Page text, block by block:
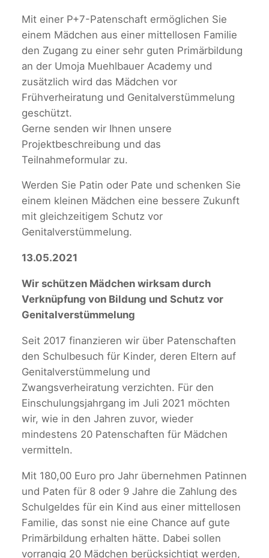
Mit einer P+7-Patenschaft ermöglichen Sie
einem Mädchen aus einer mittellosen Familie
den Zugang zu einer sehr guten Primärbildung
an der Umoja Muehlbauer Academy und
zusätzlich wird das Mädchen vor
Frühverheiratung und Genitalverstümmelung
geschützt.
Gerne senden wir Ihnen unsere
Projektbeschreibung und das
Teilnahmeformular zu.
Werden Sie Patin oder Pate und schenken Sie
einem kleinen Mädchen eine bessere Zukunft
mit gleichzeitigem Schutz vor
Genitalverstümmelung.
13.05.2021
Wir schützen Mädchen wirksam durch
Verknüpfung von Bildung und Schutz vor
Genitalverstümmelung
Seit 2017 finanzieren wir über Patenschaften
den Schulbesuch für Kinder, deren Eltern auf
Genitalverstümmelung und
Zwangsverheiratung verzichten. Für den
Einschulungsjahrgang im Juli 2021 möchten
wir, wie in den Jahren zuvor, wieder
mindestens 20 Patenschaften für Mädchen
vermitteln.
Mit 180,00 Euro pro Jahr übernehmen Patinnen
und Paten für 8 oder 9 Jahre die Zahlung des
Schulgeldes für ein Kind aus einer mittellosen
Familie, das sonst nie eine Chance auf gute
Primärbildung erhalten hätte. Dabei sollen
vorrangig 20 Mädchen berücksichtigt werden,